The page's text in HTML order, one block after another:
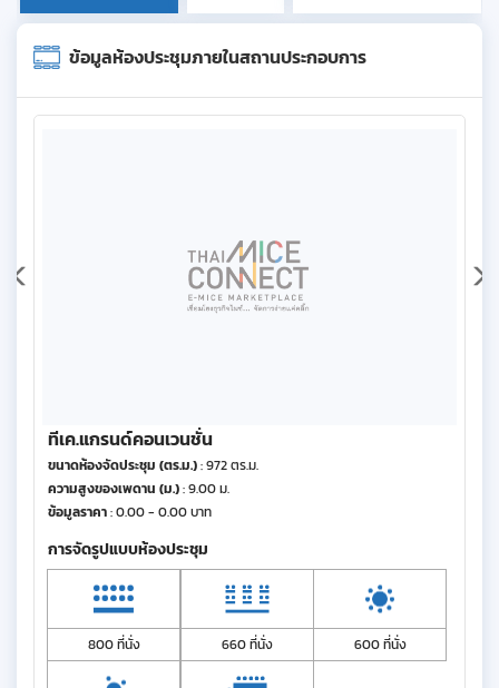
ข้อมูลห้องประชุมภายในสถานประกอบการ
ทีเค.แกรนด์คอนเวนชั่น
ขนาดห้องจัดประชุม (ตร.ม.): 972 ตร.ม.
ความสูงของเพดาน (ม.): 9.00 ม.
ข้อมูลราคา: 0.00 - 0.00 บาท
การจัดรูปแบบห้องประชุม
800 ที่นั่ง 660 ที่นั่ง 600 ที่นั่ง